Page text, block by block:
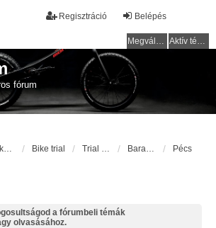
Belépés
Regisztráció
Megválaszolatlan témák Aktív témák
fórum
Bike trial Pécs
a fórumbeli témák
olvasásához.